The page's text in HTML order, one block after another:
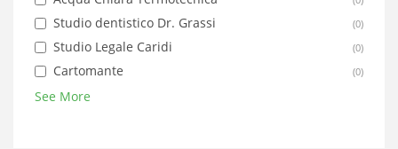
Studio dentistico Dr. Grassi (0)
Studio Legale Caridi (0)
Cartomante (0)
See More